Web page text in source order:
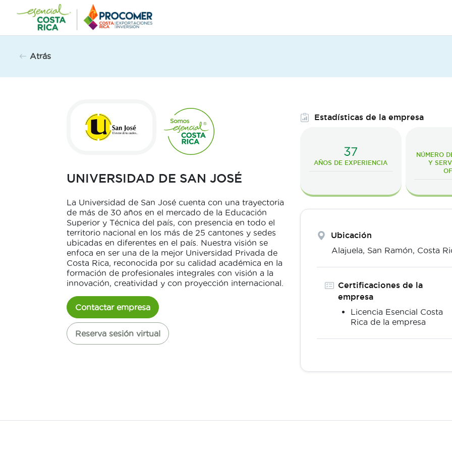
contenido
Atrás
UNIVERSIDAD DE SAN JOSÉ
La Universidad de San José cuenta con una trayectoria
de más de 30 años en el mercado de la Educación
Superior y Técnica del país, con presencia en todo el
territorio nacional en los más de 25 cantones y sedes
ubicadas en diferentes en el país. Nuestra visión se
enfoca en ser una de la mejor Universidad Privada de
Costa Rica, reconocida por su calidad académica en la
formación de profesionales integrales con visión a la
innovación, creatividad y con proyección internacional.
Contactar empresa
Reserva sesión virtual
Estadísticas de la empresa
37
AÑOS DE EXPERIENCIA
NÚMERO
Y
Ubicación
Alajuela, San Ramón, Costa
Certificaciones de la
empresa
Licencia Esencial Costa
Rica de la empresa